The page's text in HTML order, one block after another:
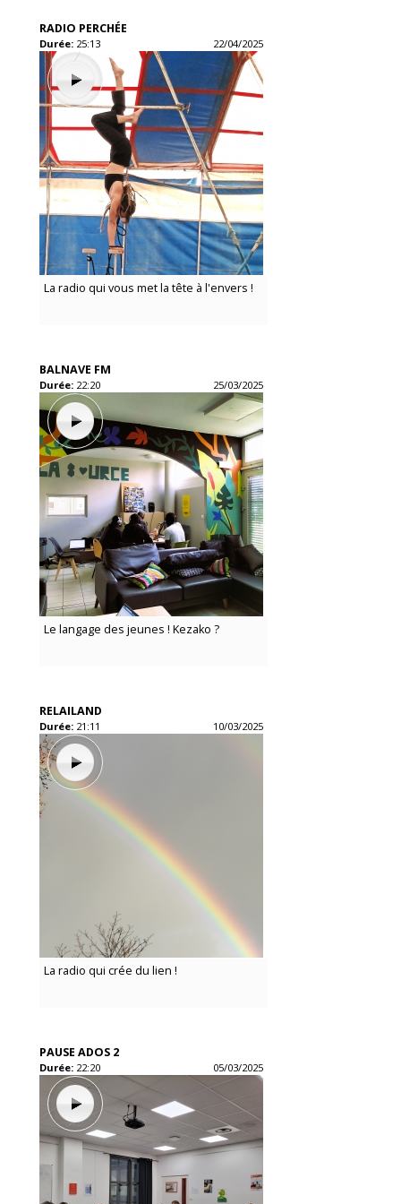
RADIO PERCHÉE
Durée: 25:13 22/04/2025
La radio qui vous met la tête à l'envers !
BALNAVE FM
Durée: 22:20 25/03/2025
Le langage des jeunes ! Kezako ?
RELAILAND
Durée: 21:11 10/03/2025
La radio qui crée du lien !
PAUSE ADOS 2
Durée: 22:20 05/03/2025